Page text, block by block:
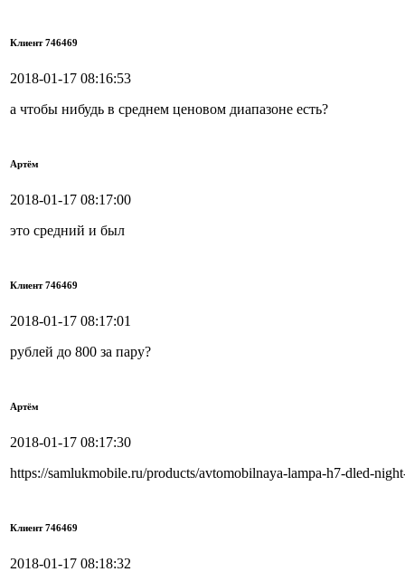
Клиент 746469
2018-01-17 08:16:53
а чтобы нибудь в среднем ценовом диапазоне есть?
Артём
2018-01-17 08:17:00
это средний и был
Клиент 746469
2018-01-17 08:17:01
рублей до 800 за пару?
Артём
2018-01-17 08:17:30
https://samlukmobile.ru/products/avtomobilnaya-lampa-h7-dled-
Клиент 746469
2018-01-17 08:18:32